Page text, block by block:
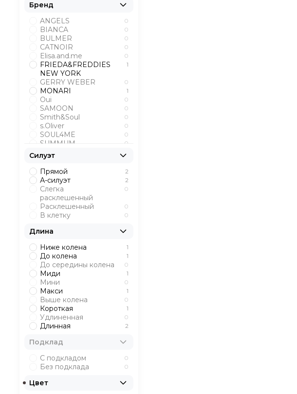
Бренд
ANGELS
0
BIANCA 0
BULMER 0
CATNOIR 0
Elisa.and.me 0
FRIEDA&FREDDIES
NEW YORK
1
GERRY WEBER 0
MONARI 1
Oui 0
SAMOON 0
Smith&Soul 0
s.Oliver 0
SOUL4ME 0
SUMMUM 0
TAIFUN 0
THE FASHION
PEOPLE
UNQ 2
Силуэт
Прямой
2
А-силуэт 2
Слегка
расклешенный
0
Расклешенный 0
В клетку 0
Длина
Ниже колена
1
До колена 1
До середины колена 0
Миди 1
Мини 0
Макси 1
Выше колена 0
Короткая 1
Удлиненная 0
Длинная 2
Подклад
С подкладом
0
Без подклада 0
Цвет